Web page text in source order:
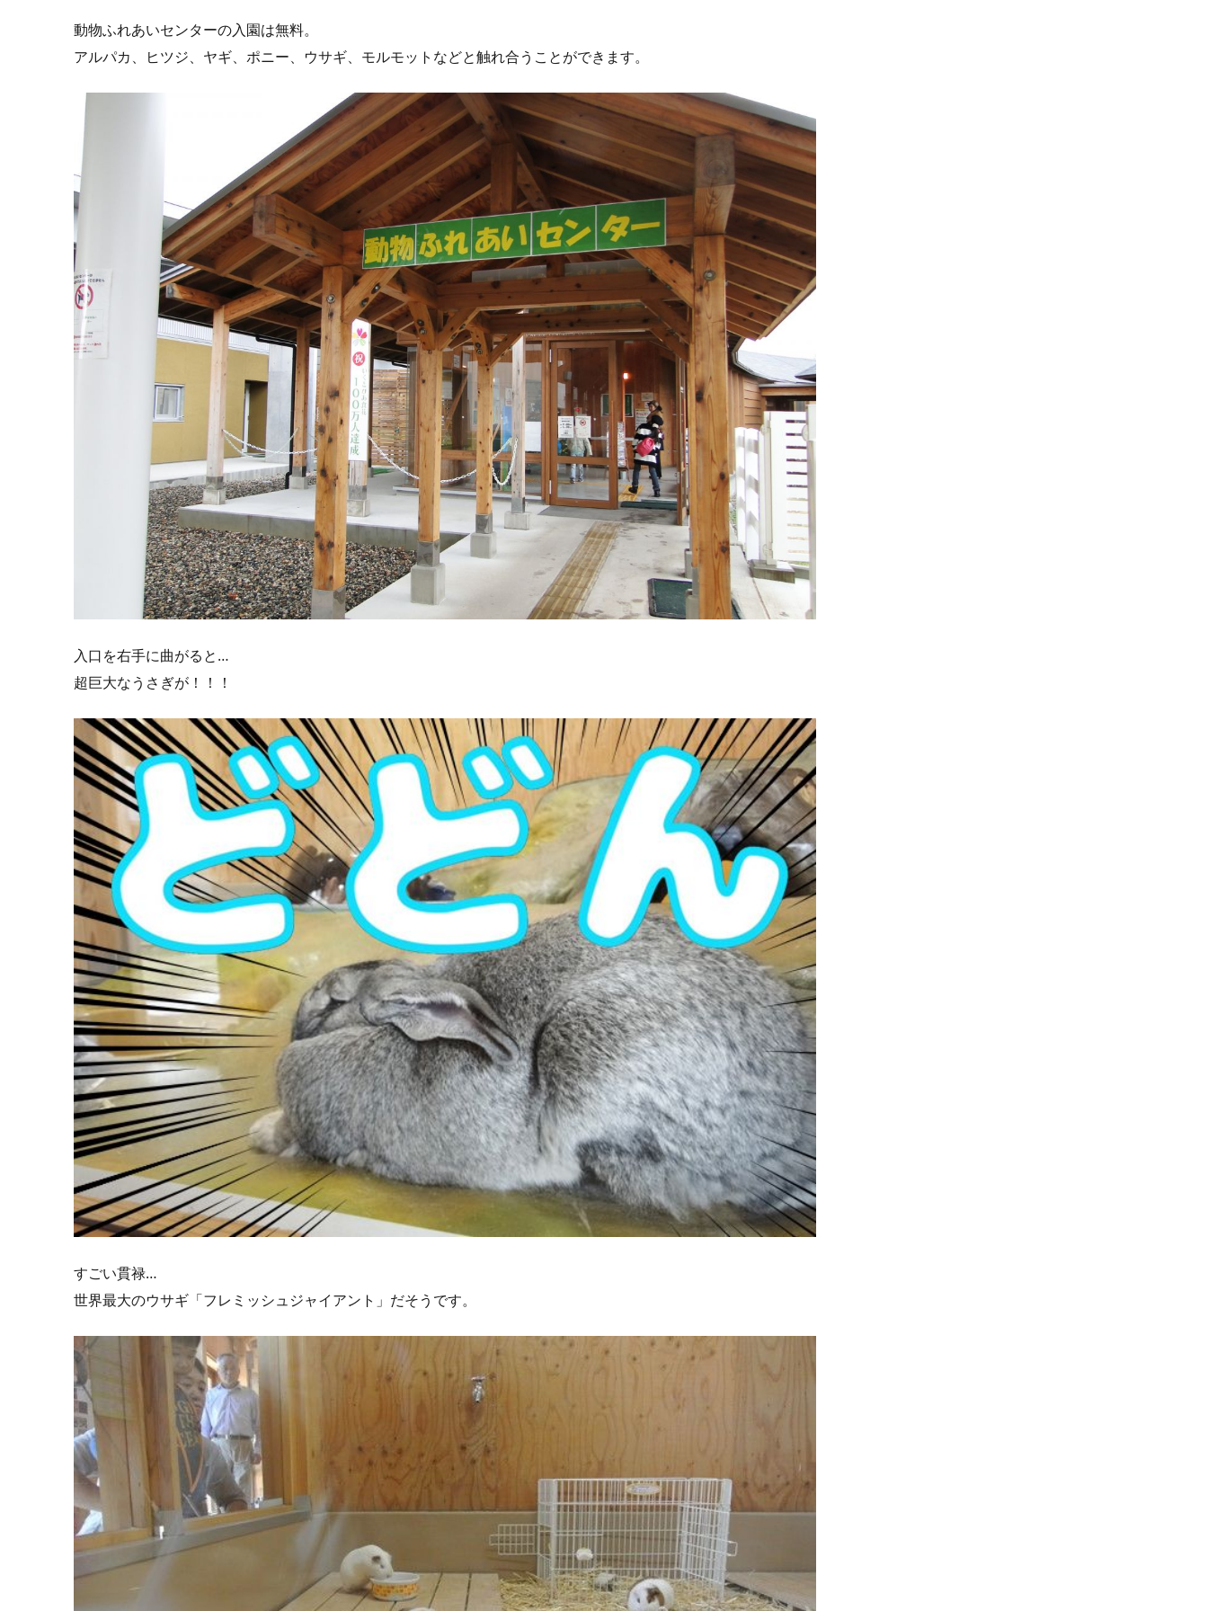
動物ふれあいセンターの入園は無料。
アルパカ、ヒツジ、ヤギ、ポニー、ウサギ、モルモットなどと触れ合うことができます。
入口を右手に曲がると…
超巨大なうさぎが！！！
すごい貫禄…
世界最大のウサギ「フレミッシュジャイアント」だそうです。